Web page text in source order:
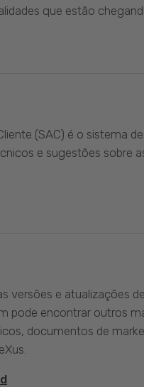
que estão
(SAC) é o sistema
e sugestões sobre
versões e atualizações
pode encontrar outros
documentos de